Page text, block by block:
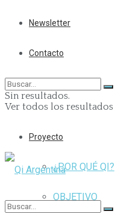
Newsletter
Contacto
Sin resultados.
Ver todos los resultados
Proyecto
¿POR QUÉ QI?
OBJETIVO